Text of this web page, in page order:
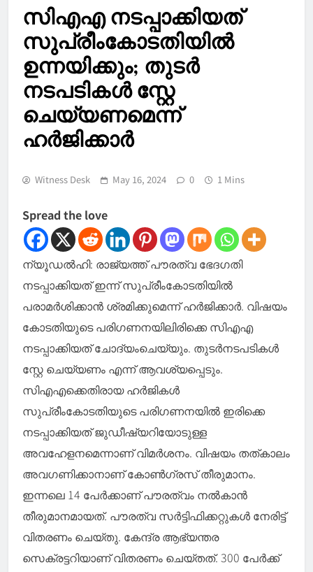
സിഎഎ നടപ്പാക്കിയത്
സുപ്രീംകോടതിയിൽ
ഉന്നയിക്കും; തുടർ
നടപടികൾ സ്റ്റേ
ചെയ്യണമെന്ന്
ഹർജിക്കാർ
Witness Desk May 16, 2024 0 1 Mins
Spread the love
ന്യൂ‍‍ഡൽഹി: രാജ്യത്ത് പൗരത്വ ഭേദഗതി
നടപ്പാക്കിയത് ഇന്ന് സുപ്രീംകോടതിയിൽ
പരാമർശിക്കാൻ ശ്രമിക്കുമെന്ന് ഹർജിക്കാർ. വിഷയം
കോടതിയുടെ പരിഗണനയിലിരിക്കെ സിഎഎ
നടപ്പാക്കിയത് ചോദ്യംചെയ്യും. തുടർനടപടികൾ
സ്റ്റേ ചെയ്യണം എന്ന് ആവശ്യപ്പെടും.
സിഎഎക്കെതിരായ ഹർജികൾ
സുപ്രീംകോടതിയുടെ പരിഗണനയിൽ ഇരിക്കെ
നടപ്പാക്കിയത് ജുഡീഷ്യറിയോടുള്ള
അവഹേളനമെന്നാണ് വിമർശനം. വിഷയം തത്കാലം
അവഗണിക്കാനാണ് കോൺഗ്രസ് തീരുമാനം.
ഇന്നലെ 14 പേർക്കാണ് പൗരത്വം നൽകാൻ
തീരുമാനമായത്. പൗരത്വ സർട്ടിഫിക്കറ്റുകള്‍ നേരിട്ട്
വിതരണം ചെയ്തു. കേന്ദ്ര ആഭ്യന്തര
സെക്രട്ടറിയാണ് വിതരണം ചെയ്തത്. 300 പേർക്ക്